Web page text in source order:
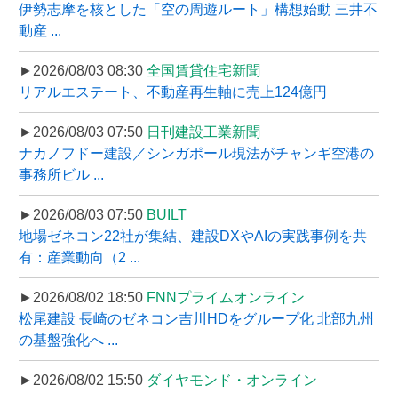
伊勢志摩を核とした「空の周遊ルート」構想始動 三井不
動産 ...
►2026/08/03 08:30 全国賃貸住宅新聞
リアルエステート、不動産再生軸に売上124億円
►2026/08/03 07:50 日刊建設工業新聞
ナカノフドー建設／シンガポール現法がチャンギ空港の
事務所ビル ...
►2026/08/03 07:50 BUILT
地場ゼネコン22社が集結、建設DXやAIの実践事例を共
有：産業動向（2 ...
►2026/08/02 18:50 FNNプライムオンライン
松尾建設 長崎のゼネコン吉川HDをグループ化 北部九州
の基盤強化へ ...
►2026/08/02 15:50 ダイヤモンド・オンライン